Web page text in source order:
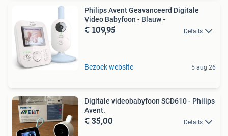
Philips Avent Geavanceerd Digitale
Video Babyfoon - Blauw -
€ 109,95 Details
Bezoek website 5 aug 26
Digitale videobabyfoon SCD610 - Philips
Avent.
€ 35,00 Details